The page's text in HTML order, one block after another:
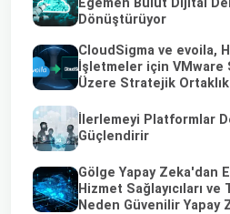
Egemen Bulut Dijital
Dönüştürüyor
CloudSigma ve evoila,
İşletmeler için
Üzere Stratejik
İlerlemeyi Platformlar
Güçlendirir
Gölge Yapay Zeka'dan
Hizmet Sağlayıcıları
Neden Güvenilir Yapay